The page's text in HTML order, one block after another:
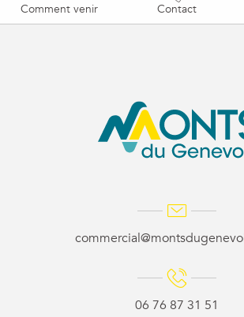
Comment venir Contact
06 76 87 31 51